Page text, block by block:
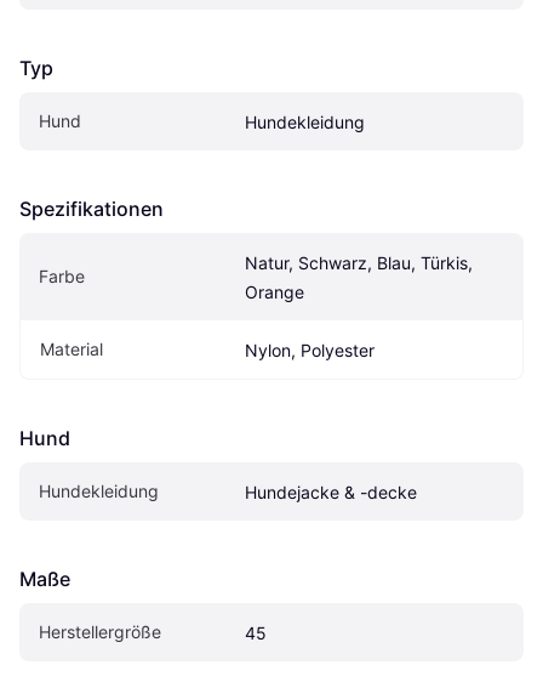
Typ
Hund Hundekleidung
Spezifikationen
Farbe
Natur, Schwarz, Blau, Türkis,
Orange
Material Nylon, Polyester
Hund
Hundekleidung Hundejacke & -decke
Maße
Herstellergröße 45